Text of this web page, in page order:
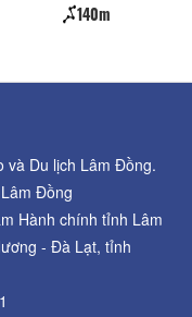
140m
và Du lịch Lâm Đồng.
Đồng
Hành chính tỉnh Lâm
- Đà Lạt, tỉnh